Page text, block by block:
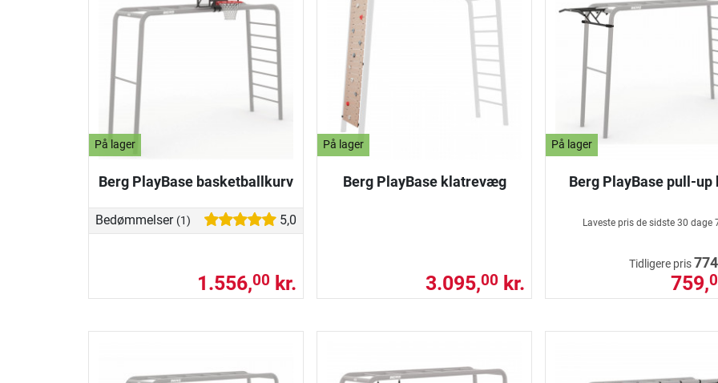
På lager
Berg PlayBase basketballkurv
Bedømmelser (1) 5,0
1.556,00 kr.
På lager
Berg PlayBase klatrevæg
3.095,00 kr.
På lager
Berg PlayBase pull-up
Laveste pris de sidste 30 dage
Tidligere pris
759,